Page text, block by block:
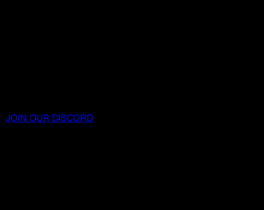
JOIN OUR DISCORD